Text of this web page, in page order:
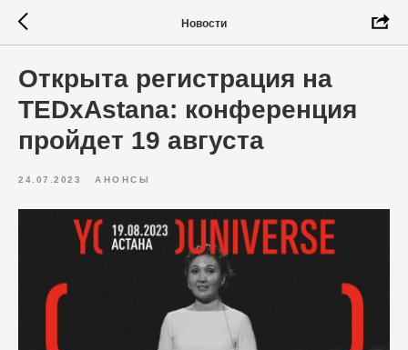
Новости
Открыта регистрация на
TEDxAstana: конференция
пройдет 19 августа
24.07.2023 АНОНСЫ